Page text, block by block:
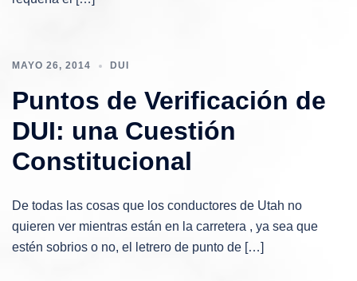
MAYO 26, 2014 DUI
Puntos de Verificación de
DUI: una Cuestión
Constitucional
De todas las cosas que los conductores de Utah no
quieren ver mientras están en la carretera , ya sea que
estén sobrios o no, el letrero de punto de […]